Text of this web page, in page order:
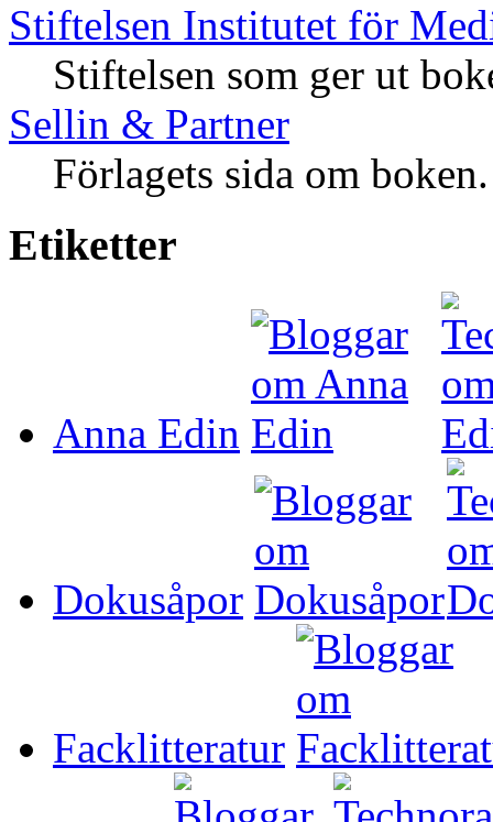
Stiftelsen Institutet för
Stiftelsen som ger ut
Sellin & Partner
Förlagets sida om boken.
Etiketter
Anna Edin
Dokusåpor
Facklitteratur